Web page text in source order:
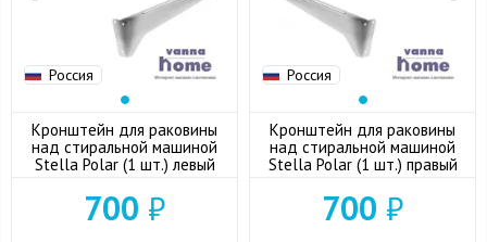
Россия
Кронштейн для раковины
над стиральной машиной
Stella Polar (1 шт.) левый
700 ₽
Россия
Кронштейн для раковины
над стиральной машиной
Stella Polar (1 шт.) правый
700 ₽